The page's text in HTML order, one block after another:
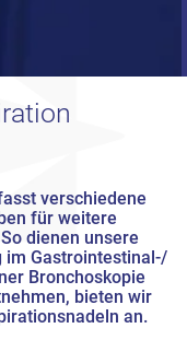
verschiedene
für weitere
dienen unsere
im Gastrointestinal-/
Bronchoskopie
bieten wir
an.